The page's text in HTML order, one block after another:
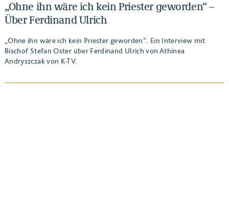
„Ohne ihn wäre ich kein Priester geworden“ –
Über Ferdinand Ulrich
„Ohne ihn wäre ich kein Priester geworden“. Ein Interview mit
Bischof Stefan Oster über Ferdinand Ulrich von Athinea
Andryszczak von K-TV.